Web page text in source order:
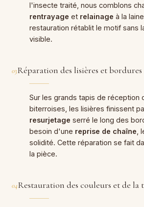
l'insecte traité, nous comblons
rentrayage et relainage à la
restauration rétablit le motif sans
visible.
03Réparation des lisières et bordures
Sur les grands tapis de réception
biterroises, les lisières finissent
resurjetage serré le long des
besoin d'une reprise de chaîne ,
solidité. Cette réparation se fait
la pièce.
04Restauration des couleurs et de la